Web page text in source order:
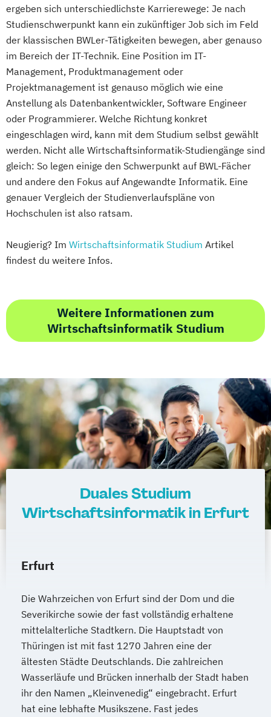
ergeben sich unterschiedlichste Karrierewege: Je nach
Studienschwerpunkt kann ein zukünftiger Job sich im Feld
der klassischen BWLer-Tätigkeiten bewegen, aber genauso
im Bereich der IT-Technik. Eine Position im IT-
Management, Produktmanagement oder
Projektmanagement ist genauso möglich wie eine
Anstellung als Datenbankentwickler, Software Engineer
oder Programmierer. Welche Richtung konkret
eingeschlagen wird, kann mit dem Studium selbst gewählt
werden. Nicht alle Wirtschaftsinformatik-Studiengänge sind
gleich: So legen einige den Schwerpunkt auf BWL-Fächer
und andere den Fokus auf Angewandte Informatik. Eine
genauer Vergleich der Studienverlaufspläne von
Hochschulen ist also ratsam.
Neugierig? Im Wirtschaftsinformatik Studium Artikel
findest du weitere Infos.
Weitere Informationen zum
Wirtschaftsinformatik Studium
Duales Studium
Wirtschaftsinformatik in Erfurt
Erfurt
Die Wahrzeichen von Erfurt sind der Dom und die
Severikirche sowie der fast vollständig erhaltene
mittelalterliche Stadtkern. Die Hauptstadt von
Thüringen ist mit fast 1270 Jahren eine der
ältesten Städte Deutschlands. Die zahlreichen
Wasserläufe und Brücken innerhalb der Stadt haben
ihr den Namen „Kleinvenedig“ eingebracht. Erfurt
hat eine lebhafte Musikszene. Fast jedes